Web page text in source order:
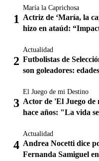
María la Caprichosa
Actriz de ‘María, la
hizo en ataúd:
Actualidad
Futbolistas de
son goleadores:
El Juego de mi Destino
Actor de 'El Juego de
hace años: "La vida
Actualidad
Andrea Nocetti dice
Fernanda Samiguel